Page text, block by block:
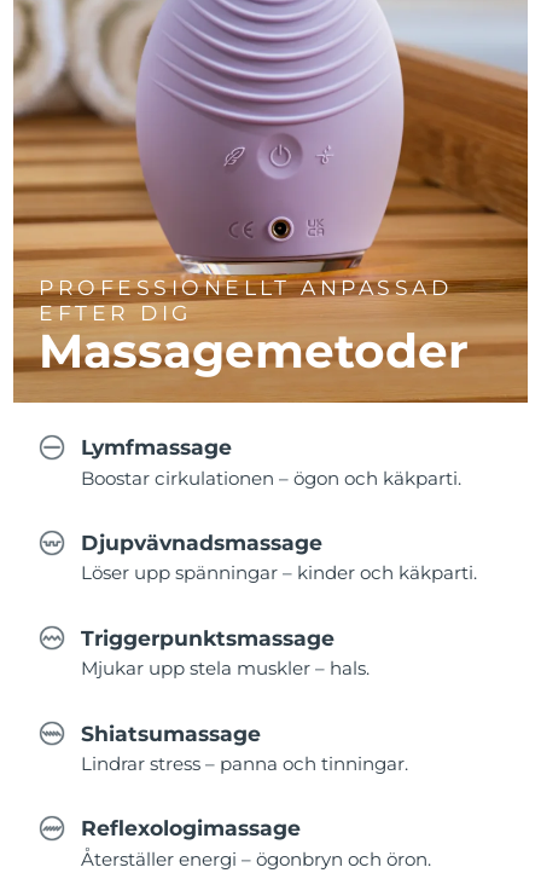
PROFESSIONELLT ANPASSAD
EFTER DIG
Massagemetoder
Lymfmassage
Boostar cirkulationen – ögon och käkparti.
Djupvävnadsmassage
Löser upp spänningar – kinder och käkparti.
Triggerpunktsmassage
Mjukar upp stela muskler – hals.
Shiatsumassage
Lindrar stress – panna och tinningar.
Reflexologimassage
Återställer energi – ögonbryn och öron.